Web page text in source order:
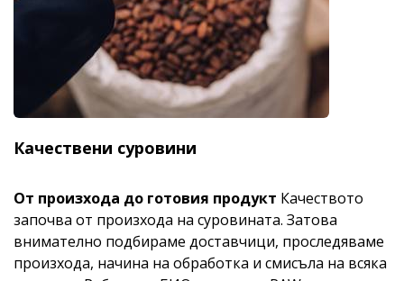
Качествени суровини
От произхода до готовия продукт Качеството
започва от произхода на суровината. Затова
внимателно подбираме доставчици, проследяваме
произхода, начина на обработка и смисъла на всяка